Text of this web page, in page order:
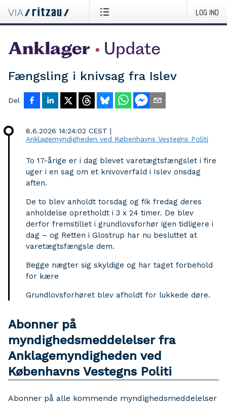
LOG IND
Fængsling i knivsag fra Islev
Del
8.6.2026 14:24:02 CEST |
Anklagemyndigheden ved Københavns Vestegns Politi
To 17-årige er i dag blevet varetægtsfængslet i fire
uger i en sag om et knivoverfald i Islev onsdag
aften.
De to blev anholdt torsdag og fik fredag deres
anholdelse opretholdt i 3 x 24 timer. De blev
derfor fremstillet i grundlovsforhør igen tidligere i
dag – og Retten i Glostrup har nu besluttet at
varetægtsfængsle dem.
Begge nægter sig skyldige og har taget forbehold
for kære
Grundlovsforhøret blev afholdt for lukkede døre.
Abonner på
myndighedsmeddelelser fra
Anklagemyndigheden ved
Københavns Vestegns Politi
Abonner på alle kommende myndighedsmeddelelser